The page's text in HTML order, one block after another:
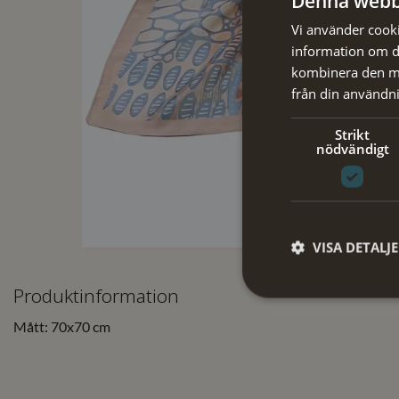
Produktinformation
Mått: 70x70 cm
Vi använder
information om
kombinera den
från din
Strikt
nödvändigt
VISA